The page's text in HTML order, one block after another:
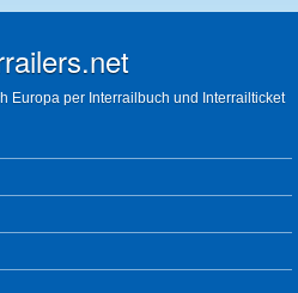
Europa per Interrailbuch und Interrailticket